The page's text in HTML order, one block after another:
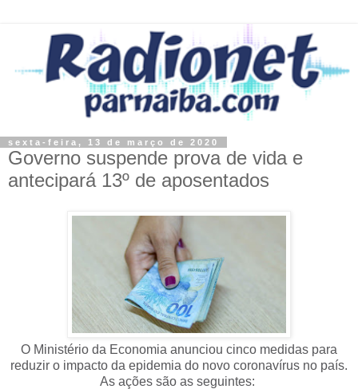
sexta-feira, 13 de março de 2020
Governo suspende prova de vida e
antecipará 13º de aposentados
O Ministério da Economia anunciou cinco medidas para
reduzir o impacto da epidemia do novo coronavírus no país.
As ações são as seguintes: